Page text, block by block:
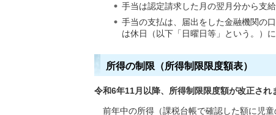
手当は認定請求した月の翌月分から支給
手当の支払は、届出をした金融機関の
は休日（以下「日曜日等」という。）
所得の制限（所得制限限度額表）
令和6年11月以降、所得制限限度額が改正され
前年中の所得（課税台帳で確認した額に児